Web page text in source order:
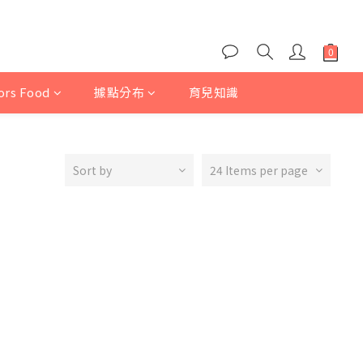
Food 據點分布 育兒知識
Sort by 24 Items per page